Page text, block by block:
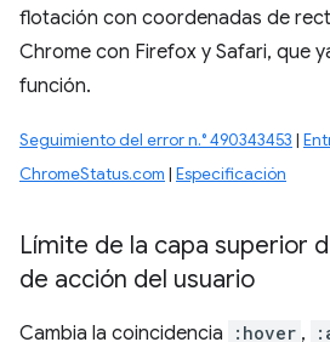
flotación con coordenadas de
Chrome con Firefox y Safari, que
función.
Seguimiento del error n.° 490343453 |
ChromeStatus.com | Especificación
Límite de la capa superior
de acción del usuario
Cambia la coincidencia :hover ,